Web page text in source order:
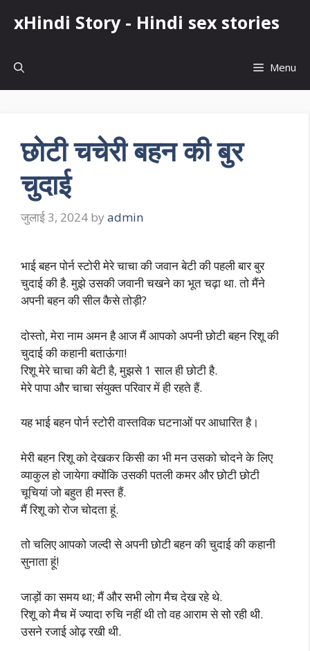
xHindi Story - Hindi sex stories
Menu
छोटी चचेरी बहन की बुर
चुदाई
जुलाई 3, 2024 by admin
भाई बहन पोर्न स्टोरी मेरे चाचा की जवान बेटी की पहली बार बुर
चुदाई की है. मुझे उसकी जवानी चखने का भूत चढ़ा था. तो मैंने
अपनी बहन की सील कैसे तोड़ी?
दोस्तो, मेरा नाम अमन है आज मैं आपको अपनी छोटी बहन रिशू की
चुदाई की कहानी बताऊंगा!
रिशू मेरे चाचा की बेटी है, मुझसे 1 साल ही छोटी है.
मेरे पापा और चाचा संयुक्त परिवार में ही रहते हैं.
यह भाई बहन पोर्न स्टोरी वास्तविक घटनाओं पर आधारित है।
मेरी बहन रिशू को देखकर किसी का भी मन उसको चोदने के लिए
व्याकुल हो जायेगा क्योंकि उसकी पतली कमर और छोटी छोटी
चूचियां जो बहुत ही मस्त हैं.
मैं रिशू को रोज चोदता हूं.
तो चलिए आपको जल्दी से अपनी छोटी बहन की चुदाई की कहानी
सुनाता हूं!
जाड़ों का समय था; मैं और सभी लोग मैच देख रहे थे.
रिशू को मैच में ज्यादा रुचि नहीं थी तो वह आराम से सो रही थी.
उसने रजाई ओढ़ रखी थी.